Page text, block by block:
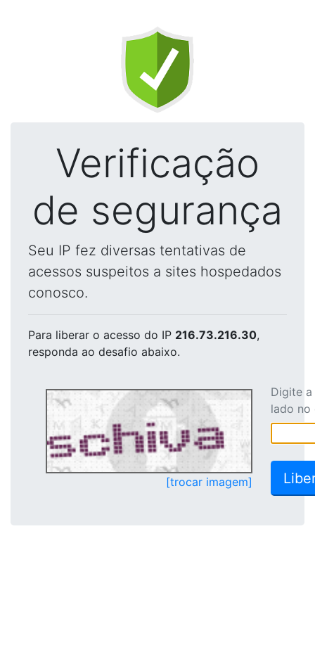
Verificação
de segurança
Seu IP fez diversas tentativas de
acessos suspeitos a sites hospedados
conosco.
Para liberar o acesso do IP 216.73.216.30,
responda ao desafio abaixo.
[trocar imagem]
Digite
lado no